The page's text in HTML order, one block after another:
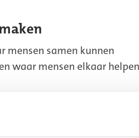
mensen samen kunnen
waar mensen elkaar
De gemeente wil hen